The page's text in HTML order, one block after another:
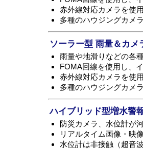
赤外線対応カメラを使
多種のハウジングカメ
ソーラー型 雨量＆カ
雨量や地滑りなどの各
FOMA回線を使用し、
赤外線対応カメラを使
多種のハウジングカメ
ハイブリッド型増水警
防災カメラ、水位計が
リアルタイム画像・映
水位計は非接触（超音